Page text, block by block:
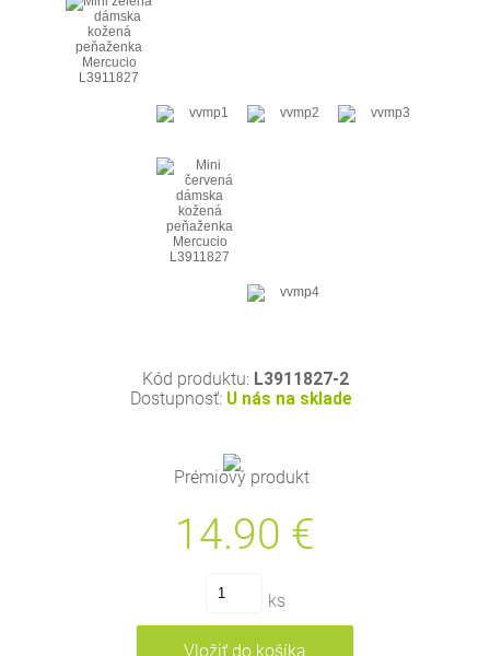
Kód produktu: L3911827-2
Dostupnosť: U nás na sklade
Prémiový produkt
14.90 €
ks